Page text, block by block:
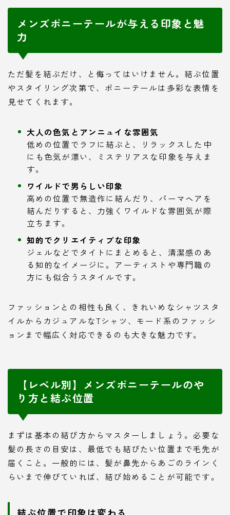
メンズポニーテールが与える印象と魅
力
ただ髪を結ぶだけ、と侮ってはいけません。結ぶ位置
やスタイリング次第で、ポニーテールは多彩な表情を
見せてくれます。
大人の色気とアンニュイな雰囲気
低めの位置でラフに結ぶと、リラックスした中
にも色気が漂い、ミステリアスな印象を与えま
す。
ワイルドで男らしい印象
高めの位置で無造作に結んだり、パーマヘアを
結んだりすると、力強くワイルドな雰囲気が際
立ちます。
知的でクリエイティブな印象
ジェルなどでタイトにまとめると、清潔感のあ
る知的なイメージに。アーティストや専門職の
方にも似合うスタイルです。
ファッションとの相性も良く、きれいめなシャツスタ
イルからカジュアルなTシャツ、モード系のファッシ
ョンまで幅広く対応できるのも大きな魅力です。
【レベル別】メンズポニーテールのや
り方と結ぶ位置
まずは基本の結び方からマスターしましょう。必要な
髪の長さの目安は、最低でも結びたい位置まで毛先が
届くこと。一般的には、髪が鼻先からあごのラインく
らいまで伸びていれば、結び始めることが可能です。